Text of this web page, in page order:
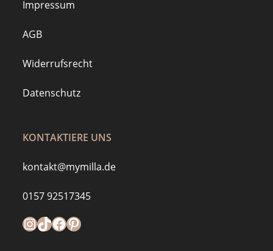
Impressum
AGB
Widerrufsrecht
Datenschutz
KONTAKTIERE UNS
kontakt@mymilla.de
0157 92517345
Instagram
https://www.tiktok.com/@mymilla.de
Facebook
Pinterest